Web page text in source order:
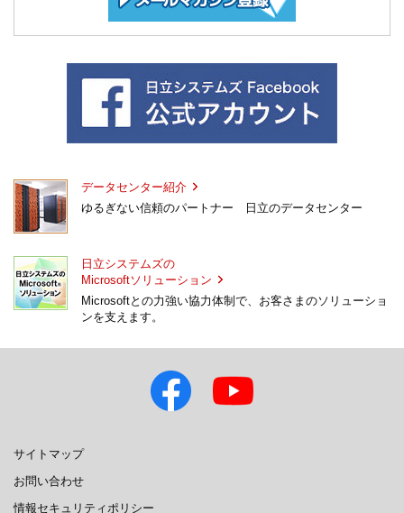
データセンター紹介
ゆるぎない信頼のパートナー 日立のデータセンター
日立システムズの
Microsoftソリューション
Microsoftとの力強い協力体制で、お客さまのソリューショ
ンを支えます。
サイトマップ
お問い合わせ
情報セキュリティポリシー